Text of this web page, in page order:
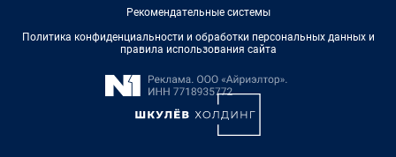
Рекомендательные системы
Политика конфиденциальности и обработки персональных данных и
правила использования сайта